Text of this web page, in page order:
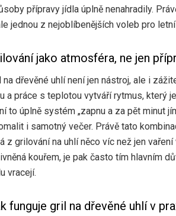
přípravy jídla úplně nenahradily.
jednou z nejoblíbenějších voleb pro
jako atmosféra, ne jen
na dřevěné uhlí není jen nástroj, ale i
a práce s teplotou vytváří rytmus, který
to úplně systém „zapnu a za pět minut
i samotný večer. Právě tato
z grilování na uhlí něco víc než jen
kouřem, je pak často tím hlavním
vracejí.
funguje gril na dřevěné uhlí v